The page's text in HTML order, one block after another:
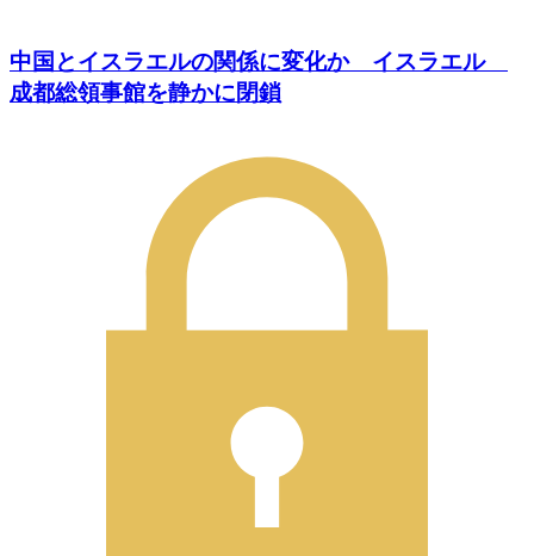
中国とイスラエルの関係に変化か イスラエル
成都総領事館を静かに閉鎖